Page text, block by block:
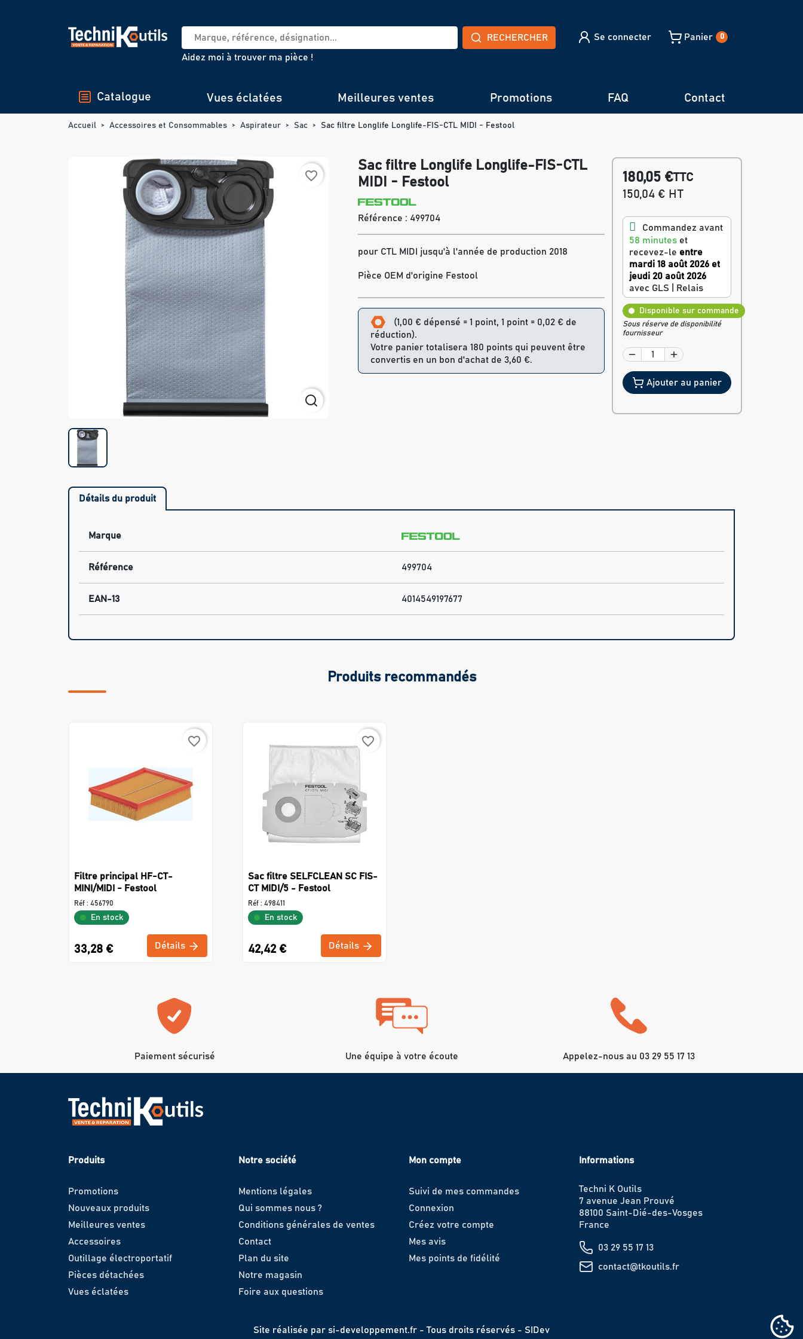
RECHERCHER
Aidez moi à trouver ma pièce !
Se connecter Panier 0
Catalogue Vues éclatées Meilleures ventes Promotions FAQ Contact
Accueil Accessoires et Consommables Aspirateur Sac Sac filtre Longlife Longlife-FIS-CTL MIDI - Festool
favorite_border
Sac filtre Longlife Longlife-FIS-CTL
MIDI - Festool
Référence : 499704
pour CTL MIDI jusqu'à l'année de production 2018
Pièce OEM d'origine Festool
(1,00 € dépensé = 1 point, 1 point = 0,02 € de
réduction).
Votre panier totalisera 180 points qui peuvent être
convertis en un bon d'achat de 3,60 €.
180,05 €TTC
150,04 € HT
Commandez avant
58 minuteset
recevez-le entre
mardi 18 août 2026 et
jeudi 20 août 2026
avec GLS | Relais
Disponible sur commande
Sous réserve de disponibilité
fournisseur
Ajouter au panier
Détails du produit
Marque
Référence 499704
EAN-13 4014549197677
Produits recommandés
favorite_border
Filtre principal HF-CT-
MINI/MIDI - Festool
Réf : 456790
En stock
33,28 € Détails
favorite_border
Sac filtre SELFCLEAN SC FIS-
CT MIDI/5 - Festool
Réf : 498411
En stock
42,42 € Détails
Paiement sécurisé Une équipe à votre écoute Appelez-nous au 03 29 55 17 13
Produits
Promotions
Nouveaux produits
Meilleures ventes
Accessoires
Outillage électroportatif
Pièces détachées
Vues éclatées
Notre société
Mentions légales
Qui sommes nous ?
Conditions générales de ventes
Contact
Plan du site
Notre magasin
Foire aux questions
Mon compte
Suivi de mes commandes
Connexion
Créez votre compte
Mes avis
Mes points de fidélité
Informations
Techni K Outils
7 avenue Jean Prouvé
88100 Saint-Dié-des-Vosges
France
03 29 55 17 13
contact@tkoutils.fr
Site réalisée par si-developpement.fr - Tous droits réservés - SIDev